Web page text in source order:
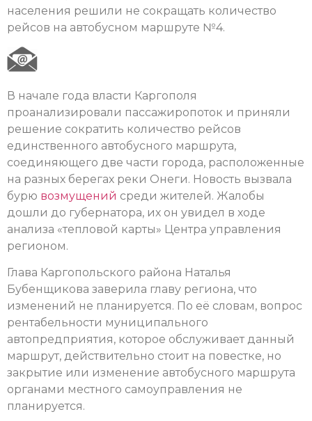
населения решили не сокращать количество
рейсов на автобусном маршруте №4.
В начале года власти Каргополя
проанализировали пассажиропоток и приняли
решение сократить количество рейсов
единственного автобусного маршрута,
соединяющего две части города, расположенные
на разных берегах реки Онеги. Новость вызвала
бурю возмущений среди жителей. Жалобы
дошли до губернатора, их он увидел в ходе
анализа «тепловой карты» Центра управления
регионом.
Глава Каргопольского района Наталья
Бубенщикова заверила главу региона, что
изменений не планируется. По её словам, вопрос
рентабельности муниципального
автопредприятия, которое обслуживает данный
маршрут, действительно стоит на повестке, но
закрытие или изменение автобусного маршрута
органами местного самоуправления не
планируется.